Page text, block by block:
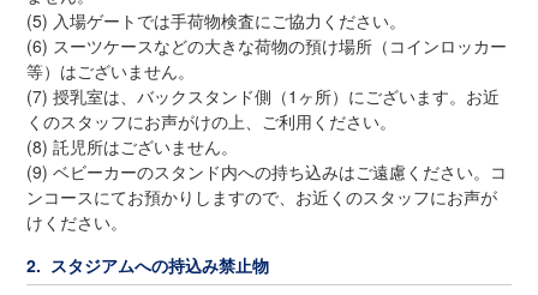
(5) 入場ゲートでは手荷物検査にご協力ください。
(6) スーツケースなどの大きな荷物の預け場所（コインロッカー
等）はございません。
(7) 授乳室は、バックスタンド側（1ヶ所）にございます。お近
くのスタッフにお声がけの上、ご利用ください。
(8) 託児所はございません。
(9) ベビーカーのスタンド内への持ち込みはご遠慮ください。コ
ンコースにてお預かりしますので、お近くのスタッフにお声が
けください。
2. スタジアムへの持込み禁止物